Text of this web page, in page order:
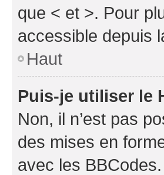
que < et >. Pour
accessible depuis
Haut
Puis-je utiliser le
Non, il n’est pas
des mises en
avec les BBCodes.